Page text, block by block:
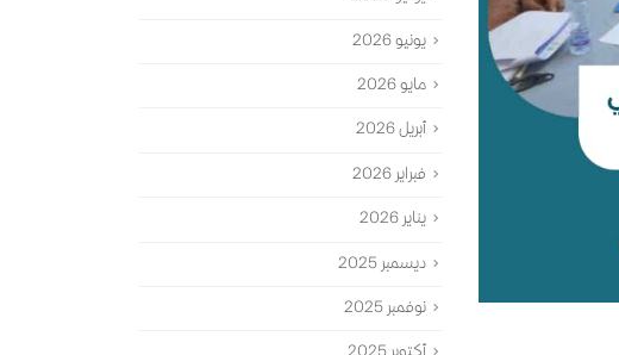
يونيو 2026
مايو 2026
أبريل 2026
فبراير 2026
يناير 2026
ديسمبر 2025
نوفمبر 2025